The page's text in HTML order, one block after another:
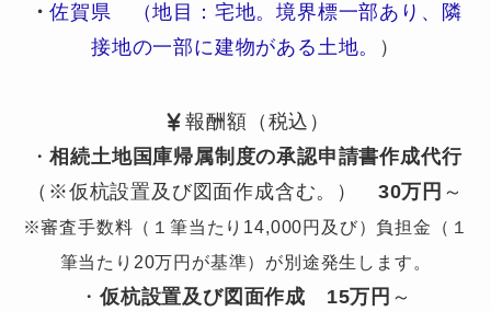
・佐賀県 （地目：宅地。境界標一部あり、隣
接地の一部に建物がある土地。
）
報酬額（税込）
・相続土地国庫帰属制度の承認申請書作成代行
（※仮杭設置及び図面作成含む。） 30万円 ～
※審査手数料（１筆当たり14,000円及び）負担金（１
筆当たり20万円が基準）が別途発生します。
・ 仮杭設置及び図面作成 15万円 ～